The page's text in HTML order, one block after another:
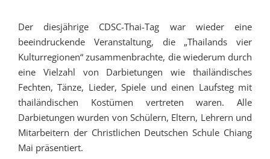
Der diesjährige CDSC-Thai-Tag war wieder eine
beeindruckende Veranstaltung, die „Thailands vier
Kulturregionen“ zusammenbrachte, die wiederum durch
eine Vielzahl von Darbietungen wie thailändisches
Fechten, Tänze, Lieder, Spiele und einen Laufsteg mit
thailändischen Kostümen vertreten waren. Alle
Darbietungen wurden von Schülern, Eltern, Lehrern und
Mitarbeitern der Christlichen Deutschen Schule Chiang
Mai präsentiert.